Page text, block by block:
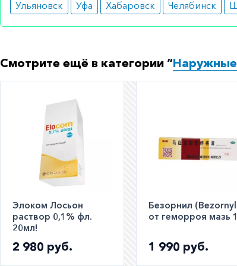
городе. Для этого Вы можете оформить
заказать по телефону8 800 301 52 86
Ульяновск
Уфа Хабаровск Челябинск
Смотрите ещё в категории “Наружные
Элоком Лосьон
раствор 0,1% фл.
20мл!
2 980 руб.
Безорнил
от геморроя мазь
1 990 руб.